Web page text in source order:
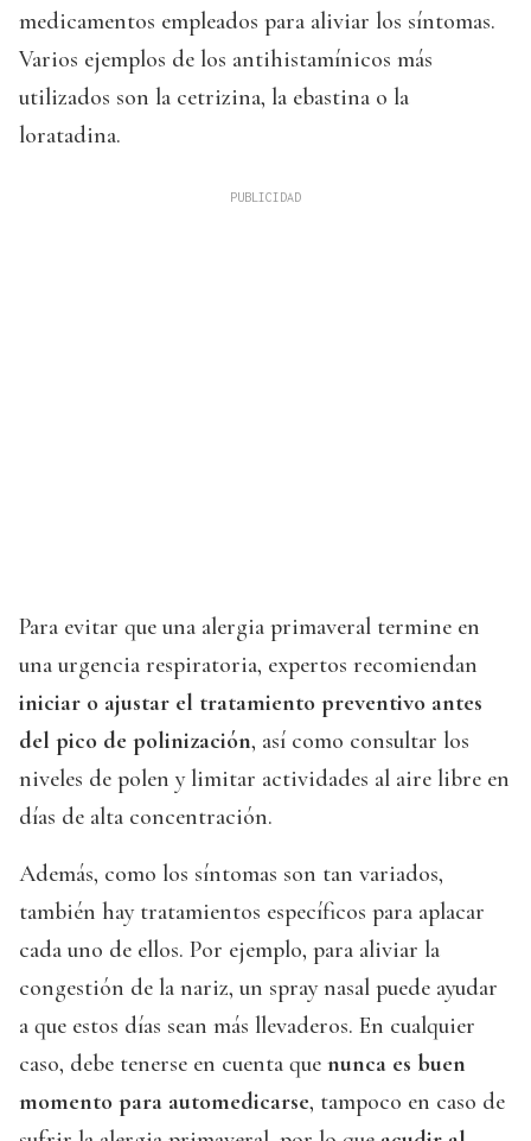
medicamentos empleados para aliviar los síntomas.
Varios ejemplos de los antihistamínicos más
utilizados son la cetrizina, la ebastina o la
loratadina.
Para evitar que una alergia primaveral termine en
una urgencia respiratoria, expertos recomiendan
iniciar o ajustar el tratamiento preventivo antes
del pico de polinización, así como consultar los
niveles de polen y limitar actividades al aire libre en
días de alta concentración.
Además, como los síntomas son tan variados,
también hay tratamientos específicos para aplacar
cada uno de ellos. Por ejemplo, para aliviar la
congestión de la nariz, un spray nasal puede ayudar
a que estos días sean más llevaderos. En cualquier
caso, debe tenerse en cuenta que nunca es buen
momento para automedicarse, tampoco en caso de